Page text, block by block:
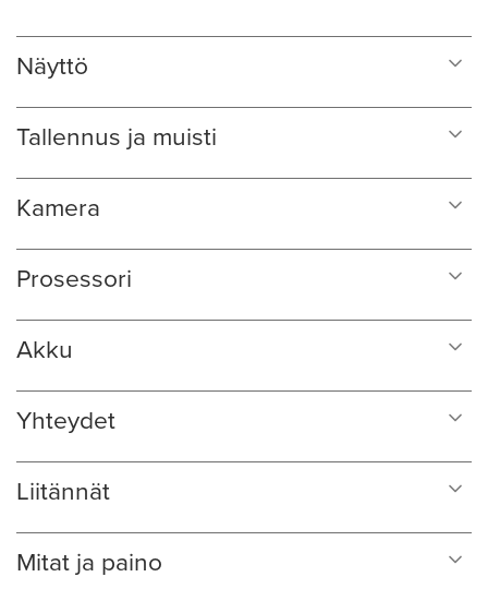
Näyttö
Tallennus ja muisti
Kamera
Prosessori
Akku
Yhteydet
Liitännät
Mitat ja paino